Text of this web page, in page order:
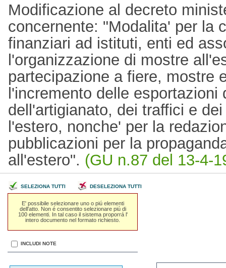
Modificazione al decreto
concernente: "Modalita' per la
finanziari ad istituti, enti ed
l'organizzazione di mostre
partecipazione a fiere, mostre
l'incremento delle esportazioni
dell'artigianato, dei traffici e
l'estero, nonche' per la
pubblicazioni per la
all'estero". (GU n.87 del 13-4-
SELEZIONA TUTTI DESELEZIONA TUTTI
E' possibile selezionare uno o piú elementi
dell'atto. Non é consentito selezionare piú di
100 elementi. In tal caso il sistema proporrá l'
intero documento nel formato richiesto.
INCLUDI NOTE